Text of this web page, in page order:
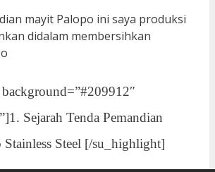
mayit Palopo ini saya produksi
didalam membersihkan
Sejarah Tenda Pemandian
Stainless Steel [/su_highlight]